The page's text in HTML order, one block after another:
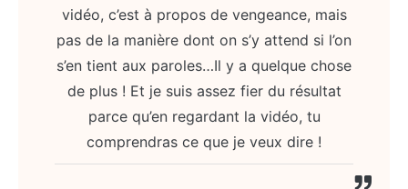
vidéo, c’est à propos de vengeance, mais
pas de la manière dont on s’y attend si l’on
s’en tient aux paroles…Il y a quelque chose
de plus ! Et je suis assez fier du résultat
parce qu’en regardant la vidéo, tu
comprendras ce que je veux dire !